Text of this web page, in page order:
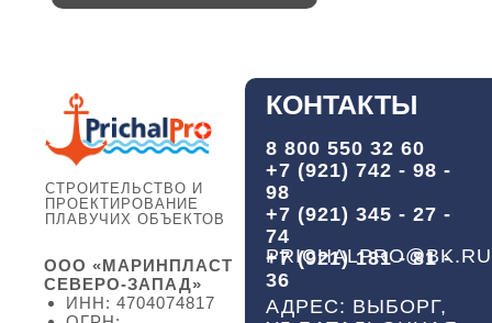
ООО «МАРИНПЛАСТ
СЕВЕРО-ЗАПАД»
ИНН: 4704074817
СТРОИТЕЛЬСТВО И
ПРОЕКТИРОВАНИЕ
ПЛАВУЧИХ ОБЪЕКТОВ
КОНТАКТЫ
АДРЕС: ВЫБОРГ,
PRICHALPRO@BK.RU
8 800 550 32 60
+7 (921) 742 - 98 -
98
+7 (921) 345 - 27 -
74
+7 (921) 181 - 81 -
36